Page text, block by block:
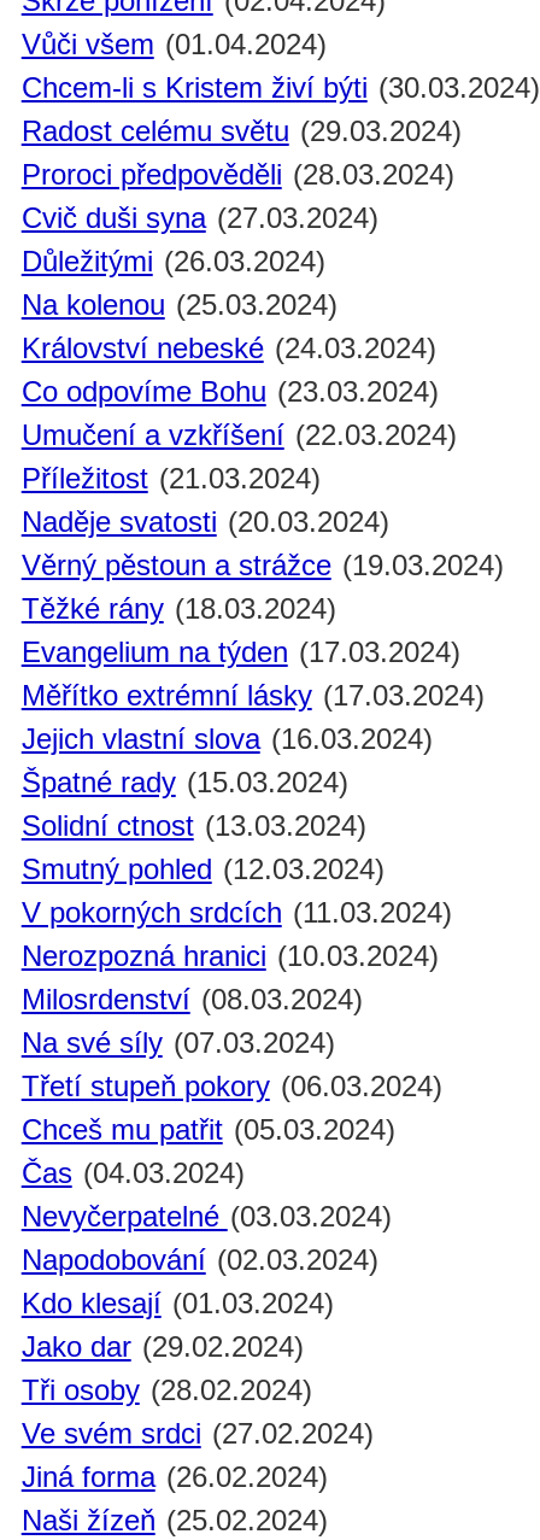
Vůči všem (01.04.2024)
Chcem-li s Kristem živí býti (30.03.2024)
Radost celému světu (29.03.2024)
Proroci předpověděli (28.03.2024)
Cvič duši syna (27.03.2024)
Důležitými (26.03.2024)
Na kolenou (25.03.2024)
Království nebeské (24.03.2024)
Co odpovíme Bohu (23.03.2024)
Umučení a vzkříšení (22.03.2024)
Příležitost (21.03.2024)
Naděje svatosti (20.03.2024)
Věrný pěstoun a strážce (19.03.2024)
Těžké rány (18.03.2024)
Evangelium na týden (17.03.2024)
Měřítko extrémní lásky (17.03.2024)
Jejich vlastní slova (16.03.2024)
Špatné rady (15.03.2024)
Solidní ctnost (13.03.2024)
Smutný pohled (12.03.2024)
V pokorných srdcích (11.03.2024)
Nerozpozná hranici (10.03.2024)
Milosrdenství (08.03.2024)
Na své síly (07.03.2024)
Třetí stupeň pokory (06.03.2024)
Chceš mu patřit (05.03.2024)
Čas (04.03.2024)
Nevyčerpatelné (03.03.2024)
Napodobování (02.03.2024)
Kdo klesají (01.03.2024)
Jako dar (29.02.2024)
Tři osoby (28.02.2024)
Ve svém srdci (27.02.2024)
Jiná forma (26.02.2024)
Naši žízeň (25.02.2024)